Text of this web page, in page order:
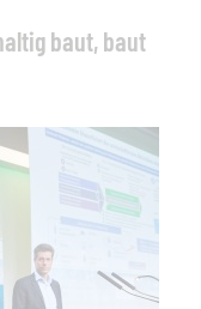
baut, baut